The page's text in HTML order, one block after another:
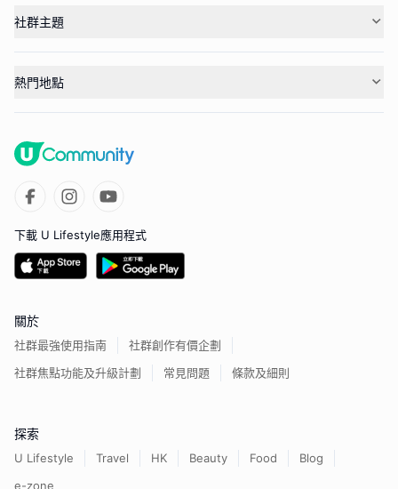
社群主題
熱門地點
下載 U Lifestyle應用程式
關於
社群最強使用指南
社群創作有價企劃
社群焦點功能及升級計劃
常見問題 條款及細則
探索
U Lifestyle Travel HK Beauty Food
Blog
e-zone